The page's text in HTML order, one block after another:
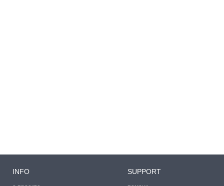
INFO SUPPORT